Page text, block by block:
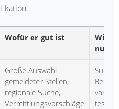
Wofür er gut ist
Wie
nutzt
Große Auswahl
gemeldeter Stellen,
regionale Suche,
Vermittlungsvorschläge
testen